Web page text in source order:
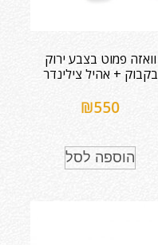
וואזה פמוט בצבע ירוק
בקבוק + אהיל צילינדר
₪550
הוספה לסל